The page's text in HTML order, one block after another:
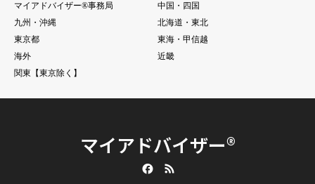
マイアドバイザー®事務局
中国・四国
九州・沖縄
北海道・東北
東京都
東海・甲信越
海外
近畿
関東【東京除く】
マイアドバイザー®